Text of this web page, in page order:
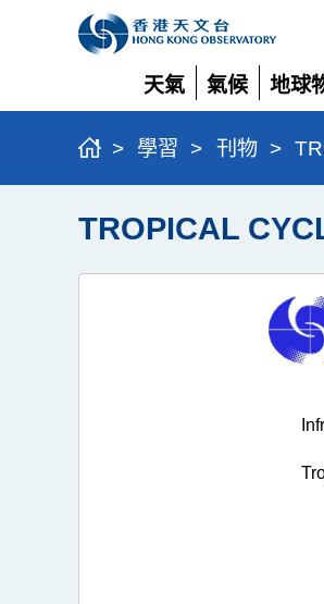
天氣
展
開
氣候
展
開
地球
展
開
> 學習 > 刊物 >
TROPICAL